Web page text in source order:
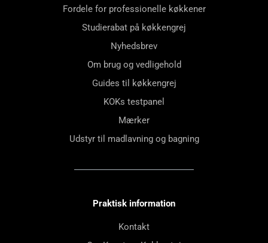
Fordele for professionelle køkkener
Studierabat på køkkengrej
Nyhedsbrev
Om brug og vedligehold
Guides til køkkengrej
KOKs testpanel
Mærker
Udstyr til madlavning og bagning
Praktisk information
Kontakt